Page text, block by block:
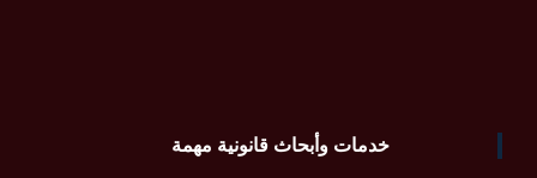
خدمات وأبحاث قانونية مهمة